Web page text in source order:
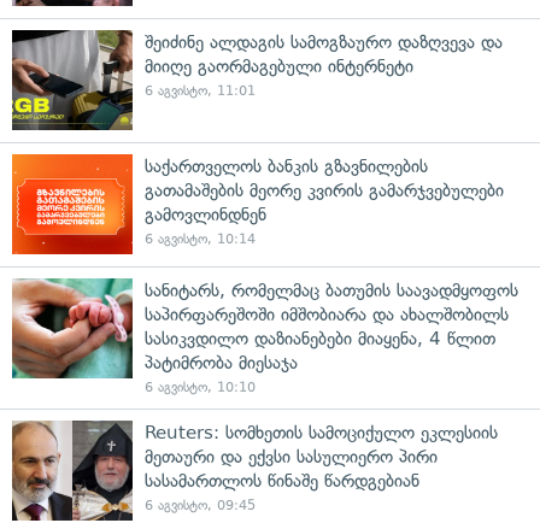
შეიძინე ალდაგის სამოგზაურო დაზღვევა და
მიიღე გაორმაგებული ინტერნეტი
6 აგვისტო, 11:01
საქართველოს ბანკის გზავნილების
გათამაშების მეორე კვირის გამარჯვებულები
გამოვლინდნენ
6 აგვისტო, 10:14
სანიტარს, რომელმაც ბათუმის საავადმყოფოს
საპირფარეშოში იმშობიარა და ახალშობილს
სასიკვდილო დაზიანებები მიაყენა, 4 წლით
პატიმრობა მიესაჯა
6 აგვისტო, 10:10
Reuters: სომხეთის სამოციქულო ეკლესიის
მეთაური და ექვსი სასულიერო პირი
სასამართლოს წინაშე წარდგებიან
6 აგვისტო, 09:45